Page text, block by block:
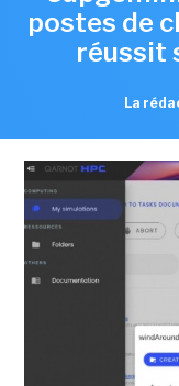
postes de
réussit
La